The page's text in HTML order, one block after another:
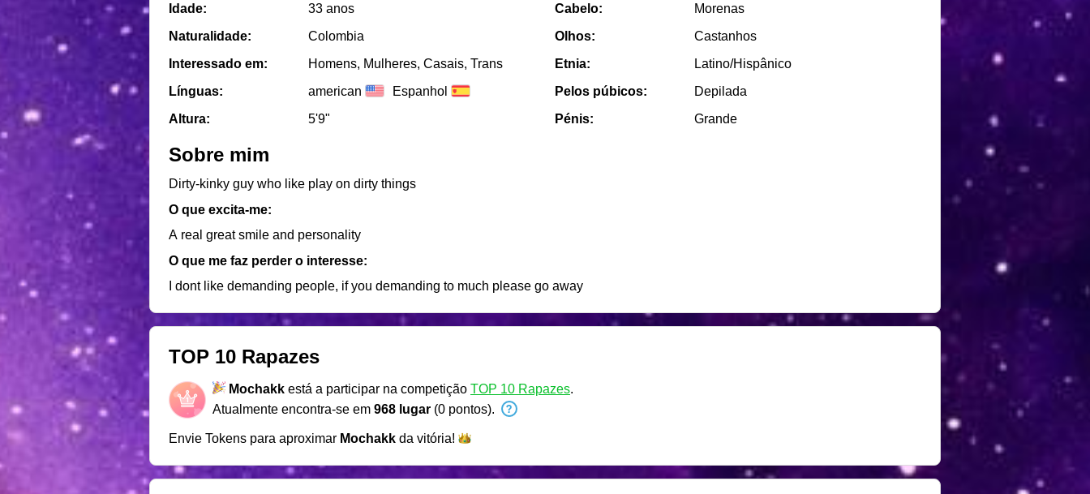
Idade:
33 anos
Naturalidade:
Colombia
Interessado em:
Homens, Mulheres, Casais, Trans
Línguas:
american Espanhol
Altura: 5'9"
Cabelo:
Morenas
Olhos:
Castanhos
Etnia:
Latino/Hispânico
Pelos púbicos:
Depilada
Pénis:
Grande
Sobre mim
Dirty-kinky guy who like play on dirty things
O que excita-me:
A real great smile and personality
O que me faz perder o interesse:
I dont like demanding people, if you demanding to much please go away
TOP 10 Rapazes
Mochakk está a participar na competição TOP 10 Rapazes.
Atualmente encontra-se em 968 lugar (0 pontos).
Envie Tokens para aproximar Mochakk da vitória!